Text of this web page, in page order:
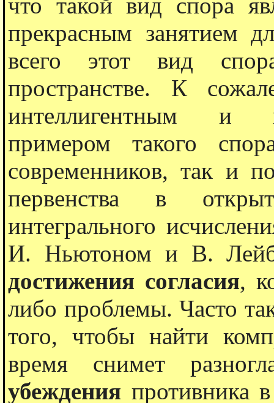
прекрасным занятием
всего этот вид
пространстве. К
интеллигентным и
примером такого
современников, так и
первенства в
интегрального
И. Ньютоном и В.
достижения согласия,
либо проблемы. Часто
того, чтобы найти
время снимет
убеждения противника